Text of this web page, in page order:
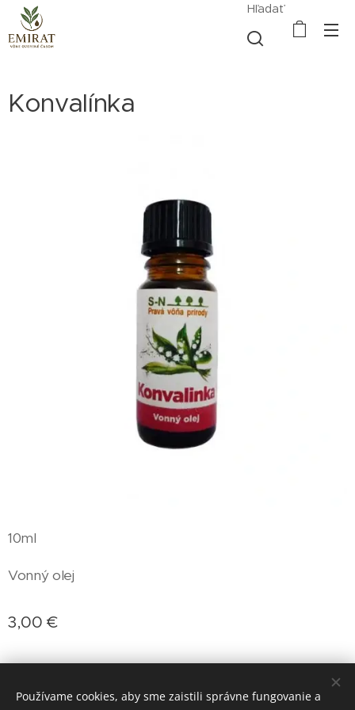
Hľadať
Konvalínka
10ml
Vonný olej
3,00 €
Doprava: Packeta, Slovenská pošta
Používame cookies, aby sme zaistili správne fungovanie a